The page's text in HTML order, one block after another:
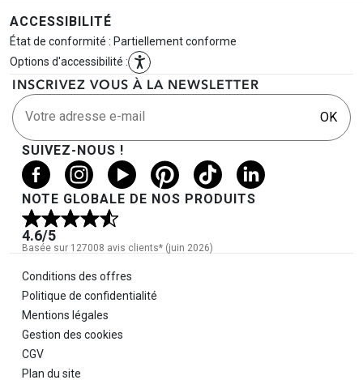
ACCESSIBILITÉ
État de conformité : Partiellement conforme
Options d'accessibilité :
INSCRIVEZ VOUS À LA NEWSLETTER
Votre adresse e-mail OK
SUIVEZ-NOUS !
NOTE GLOBALE DE NOS PRODUITS
4.6/5
Basée sur 127008 avis clients* (juin 2026)
Informations légales
Conditions des offres
Politique de confidentialité
Mentions légales
Gestion des cookies
CGV
Plan du site